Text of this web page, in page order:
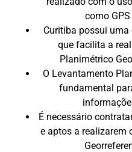
como
Curitiba possui
que facilita a
Planimétrico
O Levantamento
fundamental
É necessário
e aptos a realizarem